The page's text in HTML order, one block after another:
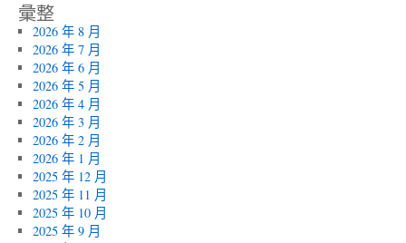
彙整
2026 年 8 月
2026 年 7 月
2026 年 6 月
2026 年 5 月
2026 年 4 月
2026 年 3 月
2026 年 2 月
2026 年 1 月
2025 年 12 月
2025 年 11 月
2025 年 10 月
2025 年 9 月